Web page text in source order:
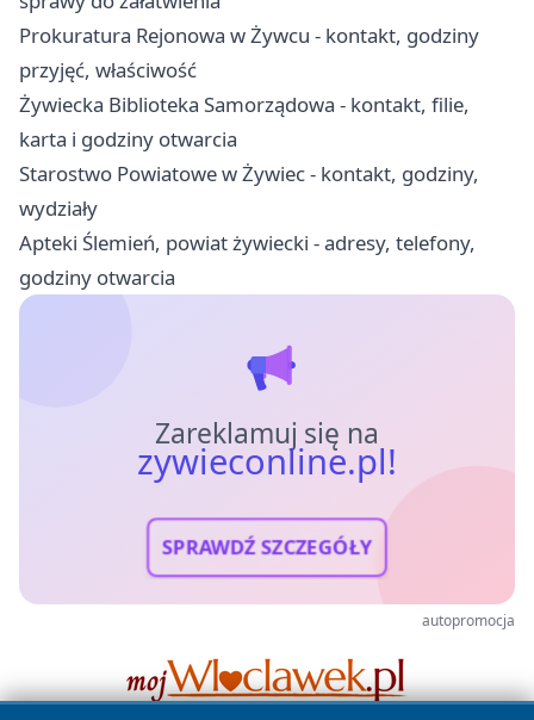
Prokuratura Rejonowa w Żywcu - kontakt, godziny
przyjęć, właściwość
Żywiecka Biblioteka Samorządowa - kontakt, filie,
karta i godziny otwarcia
Starostwo Powiatowe w Żywiec - kontakt, godziny,
wydziały
Apteki Ślemień, powiat żywiecki - adresy, telefony,
godziny otwarcia
Zareklamuj się na
zywieconline.pl!
SPRAWDŹ SZCZEGÓŁY
autopromocja